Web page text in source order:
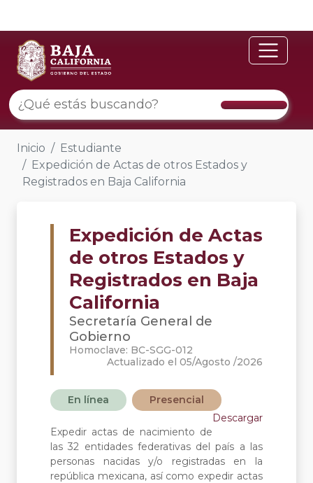
Inicio
Estudiante
Expedición de Actas de otros Estados y
Registrados en Baja California
Expedición de Actas
de otros Estados y
Registrados en Baja
California
Secretaría General de
Gobierno
Homoclave: BC-SGG-012
Actualizado el 05/Agosto /2026
En línea
Presencial
Descargar
Expedir actas de nacimiento de
las 32 entidades federativas del país a las
personas nacidas y/o registradas en la
república mexicana, así como expedir actas